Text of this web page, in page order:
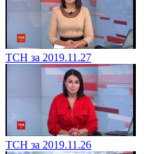
ТСН за 2019.11.27
ТСН за 2019.11.26